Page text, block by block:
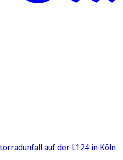
auf der L124 in Köln